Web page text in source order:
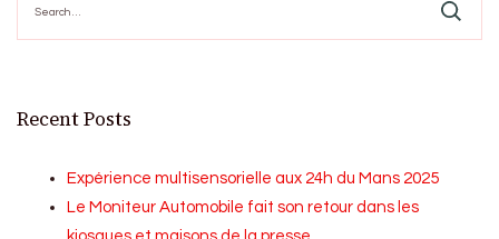
for:
Recent Posts
Expérience multisensorielle aux 24h du Mans 2025
Le Moniteur Automobile fait son retour dans les